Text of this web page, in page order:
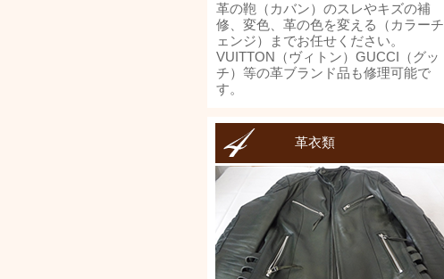
革の鞄（カバン）のスレやキズの補
修、変色、革の色を変える（カラーチ
ェンジ）までお任せください。
VUITTON（ヴィトン）GUCCI（グッ
チ）等の革ブランド品も修理可能で
す。
革衣類